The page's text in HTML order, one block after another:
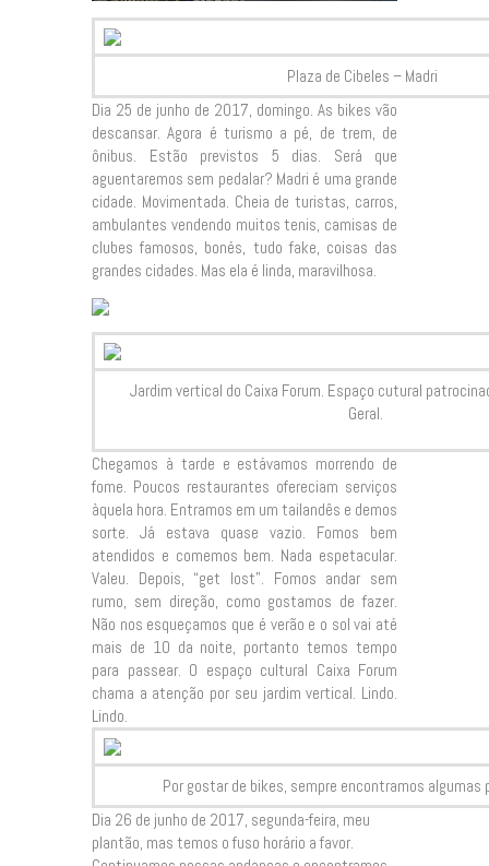
Plaza de Cibeles – Madri
Dia 25 de junho de 2017, domingo. As bikes vão
descansar. Agora é turismo a pé, de trem, de
ônibus. Estão previstos 5 dias. Será que
aguentaremos sem pedalar? Madri é uma grande
cidade. Movimentada. Cheia de turistas, carros,
ambulantes vendendo muitos tenis, camisas de
clubes famosos, bonés, tudo fake, coisas das
grandes cidades. Mas ela é linda, maravilhosa.
Jardim vertical do Caixa Forum. Espaço cutural
Geral.
Chegamos à tarde e estávamos morrendo de
fome. Poucos restaurantes ofereciam serviços
àquela hora. Entramos em um tailandês e demos
sorte. Já estava quase vazio. Fomos bem
atendidos e comemos bem. Nada espetacular.
Valeu. Depois, “get lost”. Fomos andar sem
rumo, sem direção, como gostamos de fazer.
Não nos esqueçamos que é verão e o sol vai até
mais de 10 da noite, portanto temos tempo
para passear. O espaço cultural Caixa Forum
chama a atenção por seu jardim vertical. Lindo.
Lindo.
Por gostar de bikes, sempre encontramos algumas
Dia 26 de junho de 2017, segunda-feira, meu
plantão, mas temos o fuso horário a favor.